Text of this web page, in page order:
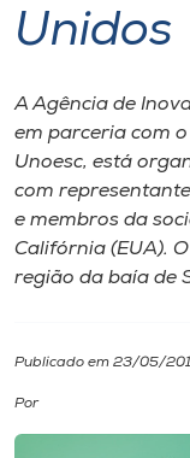
I.nova
Cultura
CPA
Unidos
A Agência de
em parceria com
Unoesc, está
com
e membros da
Califórnia (EUA).
região da baía de
Publicado em 23/05/
Por